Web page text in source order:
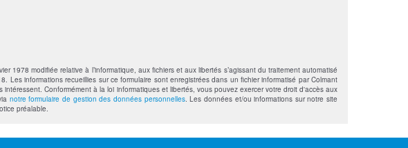
modifiée relative à l’informatique, aux fichiers et aux libertés s’agissant du traitement automatisé
informations recueillies sur ce formulaire sont enregistrées dans un fichier informatisé par Colmant
Conformément à la loi informatiques et libertés, vous pouvez exercer votre droit d'accès aux
notre formulaire de gestion des données personnelles. Les données et/ou informations sur notre site
préalable.